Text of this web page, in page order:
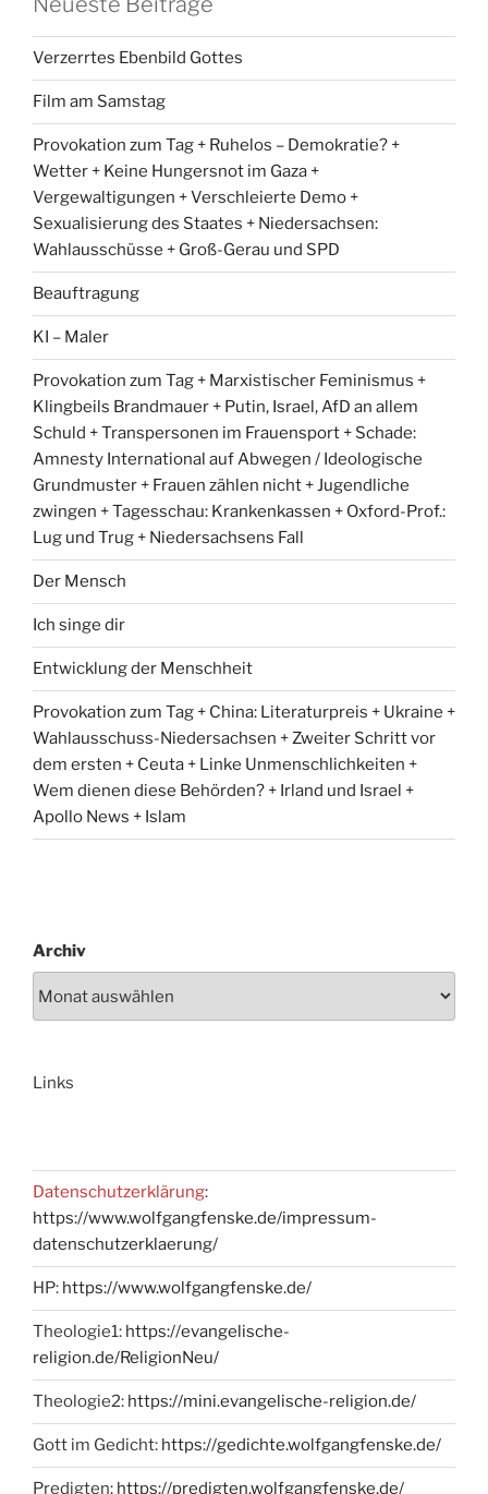
Verzerrtes Ebenbild Gottes
Film am Samstag
Provokation zum Tag + Ruhelos – Demokratie? +
Wetter + Keine Hungersnot im Gaza +
Vergewaltigungen + Verschleierte Demo +
Sexualisierung des Staates + Niedersachsen:
Wahlausschüsse + Groß-Gerau und SPD
Beauftragung
KI – Maler
Provokation zum Tag + Marxistischer Feminismus +
Klingbeils Brandmauer + Putin, Israel, AfD an allem
Schuld + Transpersonen im Frauensport + Schade:
Amnesty International auf Abwegen / Ideologische
Grundmuster + Frauen zählen nicht + Jugendliche
zwingen + Tagesschau: Krankenkassen + Oxford-Prof.:
Lug und Trug + Niedersachsens Fall
Der Mensch
Ich singe dir
Entwicklung der Menschheit
Provokation zum Tag + China: Literaturpreis + Ukraine +
Wahlausschuss-Niedersachsen + Zweiter Schritt vor
dem ersten + Ceuta + Linke Unmenschlichkeiten +
Wem dienen diese Behörden? + Irland und Israel +
Apollo News + Islam
Archiv
Links
Datenschutzerklärung:
https://www.wolfgangfenske.de/impressum-
datenschutzerklaerung/
HP: https://www.wolfgangfenske.de/
Theologie1: https://evangelische-
religion.de/ReligionNeu/
Theologie2: https://mini.evangelische-religion.de/
Gott im Gedicht: https://gedichte.wolfgangfenske.de/
Predigten: https://predigten.wolfgangfenske.de/